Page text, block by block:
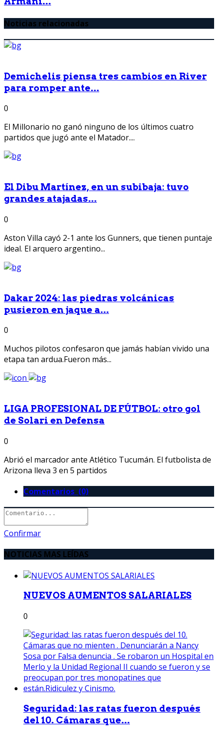
Noticias relacionadas
Demichelis piensa tres cambios en River
para romper ante...
0
El Millonario no ganó ninguno de los últimos cuatro
partidos que jugó ante el Matador....
El Dibu Martínez, en un subibaja: tuvo
grandes atajadas...
0
Aston Villa cayó 2-1 ante los Gunners, que tienen puntaje
ideal. El arquero argentino...
Dakar 2024: las piedras volcánicas
pusieron en jaque a...
0
Muchos pilotos confesaron que jamás habían vivido una
etapa tan ardua.Fueron más...
LIGA PROFESIONAL DE FÚTBOL: otro gol
de Solari en Defensa
0
Abrió el marcador ante Atlético Tucumán. El futbolista de
Arizona lleva 3 en 5 partidos
Comentarios (0)
Confirmar
NOTICIAS MAS LEÍDAS
NUEVOS AUMENTOS SALARIALES
0
Seguridad: las ratas fueron después
del 10. Cámaras que...